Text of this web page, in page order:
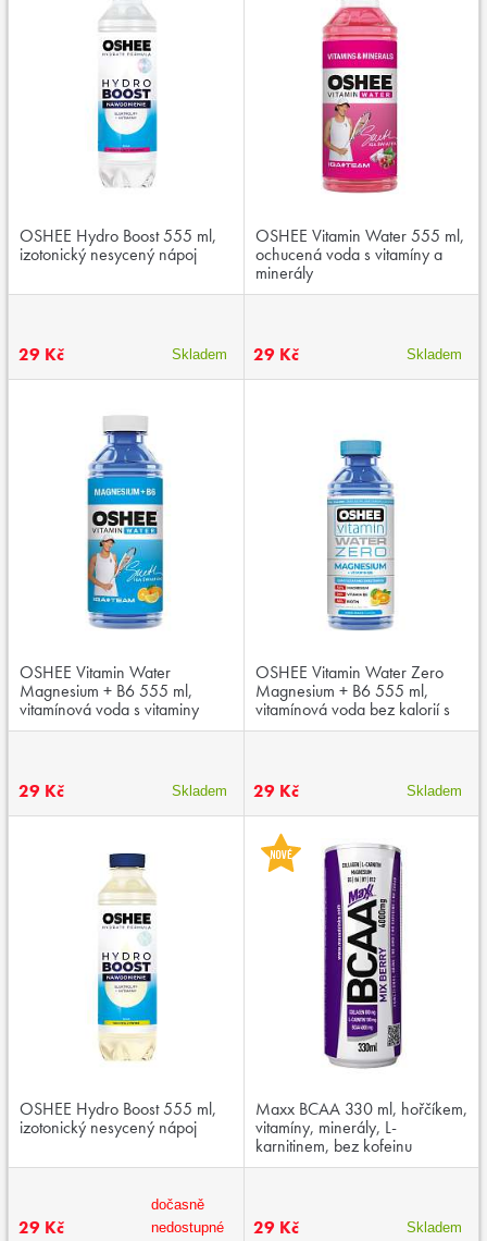
OSHEE Hydro Boost 555 ml,
izotonický nesycený nápoj
29 Kč Skladem
OSHEE Vitamin Water 555 ml,
ochucená voda s vitamíny a
minerály
29 Kč Skladem
OSHEE Vitamin Water
Magnesium + B6 555 ml,
vitamínová voda s vitaminy
řady B a hořčíkem
29 Kč Skladem
OSHEE Vitamin Water Zero
Magnesium + B6 555 ml,
vitamínová voda bez kalorií s
vitaminy řady B a hořčíkem
29 Kč Skladem
OSHEE Hydro Boost 555 ml,
izotonický nesycený nápoj
29 Kč
dočasně
nedostupné
Maxx BCAA 330 ml, hořčíkem,
vitamíny, minerály, L-
karnitinem, bez kofeinu
29 Kč Skladem